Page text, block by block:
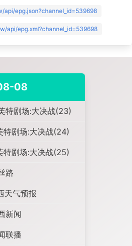
api/epg.json?channel_id=539698
api/epg.xml?channel_id=539698
08
特剧场:大决战(23)
特剧场:大决战(24)
特剧场:大决战(25)
路
天气预报
新闻
联播